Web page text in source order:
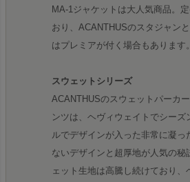
MA-1ジャケットは大人気商品。
おり、ACANTHUSのスタジャン
はプレミアが付く場合もあります。
スウェットシリーズ
ACANTHUSのスウェットパーカ
ンツは、ヘヴィウェイトでシーズ
ルでデザインが入った非常に凝っ
ないデザインと超厚地が人気の秘
ェット生地は高騰し続けており、